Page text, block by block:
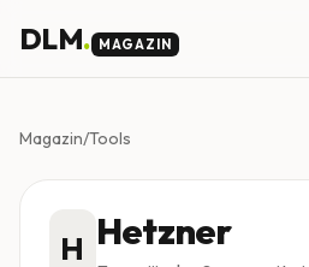
DLM. MAGAZIN
Magazin/Tools
H Hetzner